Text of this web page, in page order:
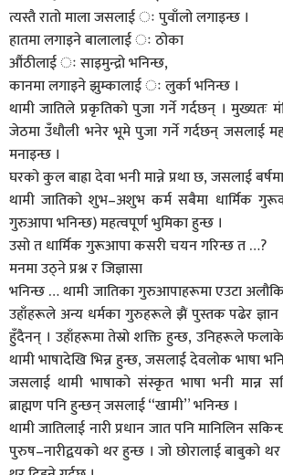
त्यस्तै रातो माला जसलाई ः पुवाँलो लगाइन्छ ।
हातमा लगाइने बालालाई ः ठोका
औंठीलाई ः साइमुन्द्रो भनिन्छ,
कानमा लगाइने झुम्कालाई ः लुर्का भनिन्छ ।
थामी जातिले प्रकृतिको पुजा गर्ने गर्दछन् । मुख्यतः
जेठमा उँधौली भनेर भूमे पुजा गर्ने गर्दछन् जसलाई
मनाइन्छ ।
घरको कुल बाह्रा देवा भनी मान्ने प्रथा छ, जसलाई
थामी जातिको शुभ–अशुभ कर्म सबैमा धार्मिक
गुरुआपा भनिन्छ) महत्वपूर्ण भुमिका हुन्छ ।
उसो त धार्मिक गुरूआपा कसरी चयन गरिन्छ त …?
मनमा उठ्ने प्रश्न र जिज्ञासा
भनिन्छ … थामी जातिका गुरुआपाहरूमा एउटा
उहाँहरूले अन्य धर्मका गुरुहरूले झैं पुस्तक पढेर
हुँदैनन् । उहाँहरूमा तेस्रो शक्ति हुन्छ, उनिहरूले
थामी भाषादेखि भिन्न हुन्छ, जसलाई देवलोक भाषा
जसलाई थामी भाषाको संस्कृत भाषा भनी मान्न
ब्राह्मण पनि हुन्छन् जसलाई “खामी” भनिन्छ ।
थामी जातिलाई नारी प्रधान जात पनि मानिलिन
पुरुष–नारीद्वयको थर हुन्छ । जो छोरालाई बाबुको